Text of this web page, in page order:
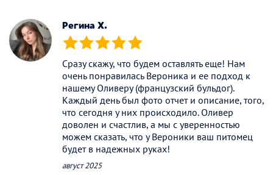
Регина Х.
(*) (*) (*) (*) (*)
Сразу скажу, что будем оставлять еще! Нам
очень понравилась Вероника и ее подход к
нашему Оливеру (французский бульдог).
Каждый день был фото отчет и описание, того,
что сегодня у них происходило. Оливер
доволен и счастлив, а мы с уверенностью
можем сказать, что у Вероники ваш питомец
будет в надежных руках!
август 2025